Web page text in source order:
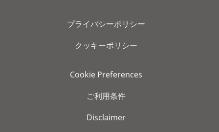
プライバシーポリシー
クッキーポリシー
Cookie Preferences
ご利用条件
Disclaimer